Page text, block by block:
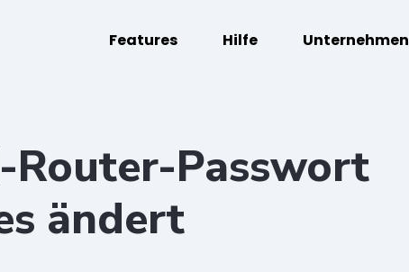
Features Hilfe Unternehmen
Router-Passwort
ändert